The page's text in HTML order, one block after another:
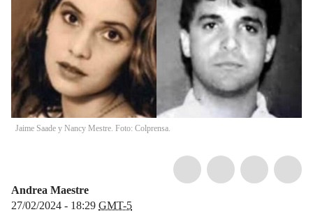
Jaime Saade y Nancy Mestre. Foto: Colprensa.
Andrea Maestre
27/02/2024 - 18:29 GMT-5